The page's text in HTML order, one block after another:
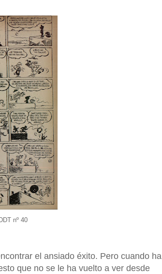
nº 40
el ansiado éxito. Pero cuando ha
que no se le ha vuelto a ver desde